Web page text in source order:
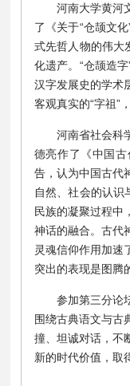
河南大学黄河
了《关于“仓颉文
式先哲人物的伟大
化遗产。“仓颉造
汉字发展史的学术
客观真实的“字祖”
河南省社会科
德亮作了《中国
告，认为中国古代
自然、社会的认识
民族的凝聚过程中
神话的融合。古代
灵魂信仰作用加速
突出的表现是图腾
参加第三分论
围绕古典语文与古
撞、坦诚对话，不
新的时代价值，取